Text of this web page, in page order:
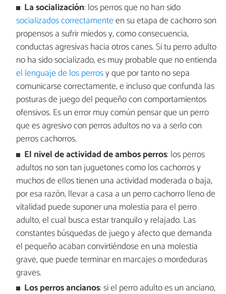
La socialización: los perros que no han sido
socializados correctamenteen su etapa de cachorro son
propensos a sufrir miedos y, como consecuencia,
conductas agresivas hacia otros canes. Si tu perro adulto
no ha sido socializado, es muy probable que no entienda
el lenguaje de los perrosy que por tanto no sepa
comunicarse correctamente, e incluso que confunda las
posturas de juego del pequeño con comportamientos
ofensivos. Es un error muy común pensar que un perro
que es agresivo con perros adultos no va a serlo con
perros cachorros.
El nivel de actividad de ambos perros: los perros
adultos no son tan juguetones como los cachorros y
muchos de ellos tienen una actividad moderada o baja,
por esa razón, llevar a casa a un perro cachorro lleno de
vitalidad puede suponer una molestia para el perro
adulto, el cual busca estar tranquilo y relajado. Las
constantes búsquedas de juego y afecto que demanda
el pequeño acaban convirtiéndose en una molestia
grave, que puede terminar en marcajes o mordeduras
graves.
Los perros ancianos: si el perro adulto es un anciano,